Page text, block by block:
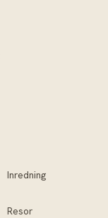
Inredning
Resor